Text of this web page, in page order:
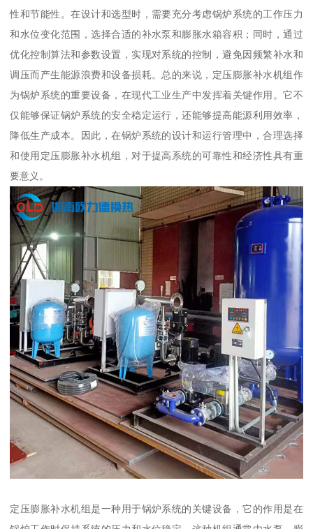
性和节能性。在设计和选型时，需要充分考虑锅炉系统的工作压力
和水位变化范围，选择合适的补水泵和膨胀水箱容积；同时，通过
优化控制算法和参数设置，实现对系统的控制，避免因频繁补水和
调压而产生能源浪费和设备损耗。总的来说，定压膨胀补水机组作
为锅炉系统的重要设备，在现代工业生产中发挥着关键作用。它不
仅能够保证锅炉系统的安全稳定运行，还能够提高能源利用效率，
降低生产成本。因此，在锅炉系统的设计和运行管理中，合理选择
和使用定压膨胀补水机组，对于提高系统的可靠性和经济性具有重
要意义。
定压膨胀补水机组是一种用于锅炉系统的关键设备，它的作用是在